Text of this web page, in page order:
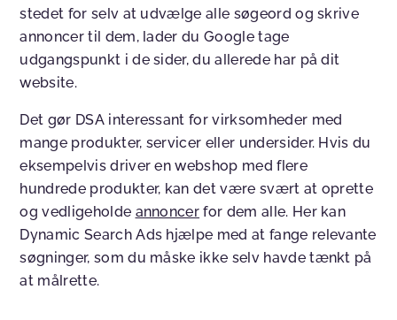
stedet for selv at udvælge alle søgeord og skrive
annoncer til dem, lader du Google tage
udgangspunkt i de sider, du allerede har på dit
website.
Det gør DSA interessant for virksomheder med
mange produkter, servicer eller undersider. Hvis du
eksempelvis driver en webshop med flere
hundrede produkter, kan det være svært at oprette
og vedligeholde annoncer for dem alle. Her kan
Dynamic Search Ads hjælpe med at fange relevante
søgninger, som du måske ikke selv havde tænkt på
at målrette.